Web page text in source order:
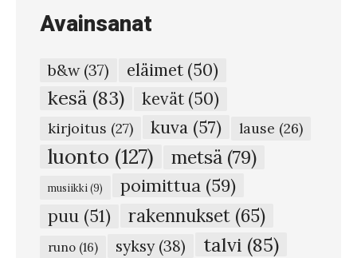
Avainsanat
b&w(37) eläimet (50)
kesä (83) kevät (50)
kirjoitus (27) kuva (57) lause (26)
luonto (127) metsä (79)
musiikki (9) poimittua (59)
puu (51) rakennukset (65)
runo (16) syksy(38) talvi (85)